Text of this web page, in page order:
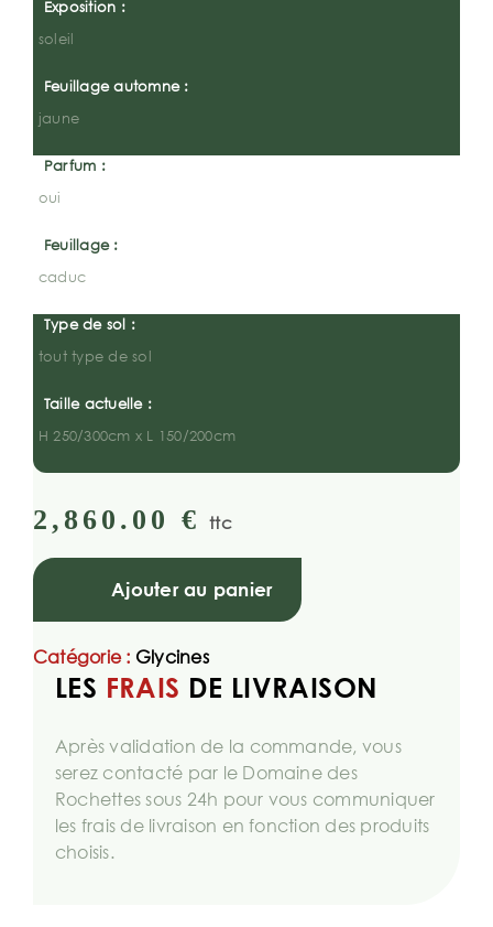
Exposition :
soleil
Feuillage automne :
jaune
Parfum :
oui
Feuillage :
caduc
Type de sol :
tout type de sol
Taille actuelle :
H 250/300cm x L 150/200cm
2,860.00 € ttc
Ajouter au panier
Catégorie : Glycines
LES FRAIS DE LIVRAISON
Après validation de la commande, vous
serez contacté par le Domaine des
Rochettes sous 24h pour vous communiquer
les frais de livraison en fonction des produits
choisis.